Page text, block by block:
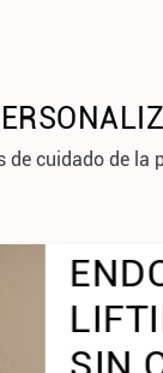
de cuidado de la